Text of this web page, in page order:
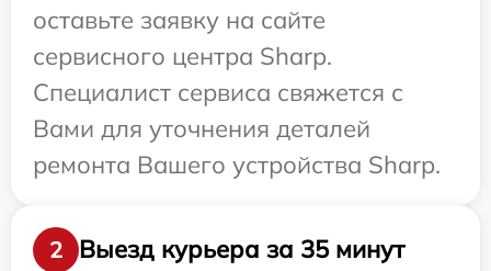
оставьте заявку на сайте
сервисного центра Sharp.
Специалист сервиса свяжется с
Вами для уточнения деталей
ремонта Вашего устройства Sharp.
2
Выезд курьера за 35 минут